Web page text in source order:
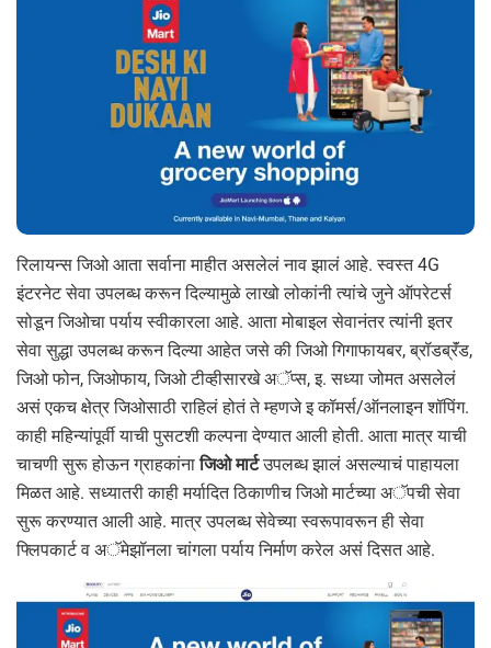
रिलायन्स जिओ आता सर्वाना माहीत असलेलं नाव झालं आहे. स्वस्त 4G
इंटरनेट सेवा उपलब्ध करून दिल्यामुळे लाखो लोकांनी त्यांचे जुने ऑपरेटर्स
सोडून जिओचा पर्याय स्वीकारला आहे. आता मोबाइल सेवानंतर त्यांनी इतर
सेवा सुद्धा उपलब्ध करून दिल्या आहेत जसे की जिओ गिगाफायबर, ब्रॉडब्रॅंड,
जिओ फोन, जिओफाय, जिओ टीव्हीसारखे अॅप्स, इ. सध्या जोमत असलेलं
असं एकच क्षेत्र जिओसाठी राहिलं होतं ते म्हणजे इ कॉमर्स/ऑनलाइन शॉपिंग.
काही महिन्यांपूर्वी याची पुसटशी कल्पना देण्यात आली होती. आता मात्र याची
चाचणी सुरू होऊन ग्राहकांनाजिओ मार्टउपलब्ध झालं असल्याचं पाहायला
मिळत आहे. सध्यातरी काही मर्यादित ठिकाणीच जिओ मार्टच्या अॅपची सेवा
सुरू करण्यात आली आहे. मात्र उपलब्ध सेवेच्या स्वरूपावरून ही सेवा
फ्लिपकार्ट व अॅमेझॉनला चांगला पर्याय निर्माण करेल असं दिसत आहे.